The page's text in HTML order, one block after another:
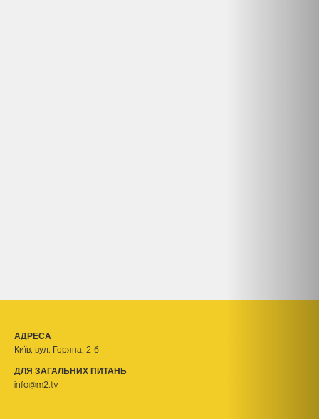
АДРЕСА
Київ, вул. Горяна, 2-б
ДЛЯ ЗАГАЛЬНИХ ПИТАНЬ
info@m2.tv